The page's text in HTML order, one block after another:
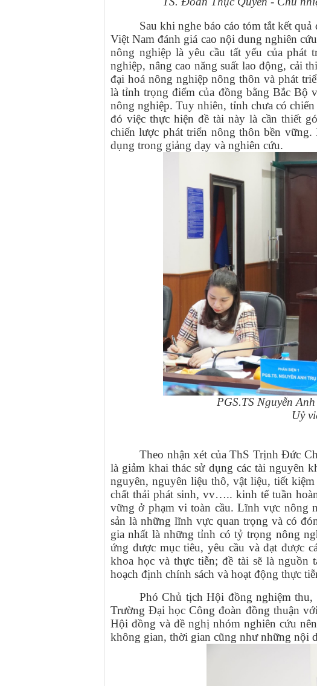
Sau khi nghe báo cáo tóm tắt kết
Việt Nam đánh giá cao nội dung nghiên
nông nghiệp là yêu cầu tất yếu của phát
nghiệp, nâng cao năng suất lao động, cải
đại hoá nông nghiệp nông thôn và phát
là tỉnh trọng điểm của đồng bằng Bắc Bộ
nông nghiệp. Tuy nhiên, tỉnh chưa có
đó việc thực hiện đề tài này là cần thiết
chiến lược phát triển nông thôn bền
dụng trong giảng dạy và nghiên cứu.
PGS.TS Nguyễn
Uỷ
Theo nhận xét của ThS Trịnh Đức
là giảm khai thác sử dụng các tài nguyên
nguyên, nguyên liệu thô, vật liệu, tiết
chất thải phát sinh, vv….. kinh tế tuần
vững ở phạm vi toàn cầu. Lĩnh vực nông
sản là những lĩnh vực quan trọng và có
gia nhất là những tỉnh có tỷ trọng nông
ứng được mục tiêu, yêu cầu và đạt được
khoa học và thực tiễn; đề tài sẽ là nguồn
hoạch định chính sách và hoạt động thực
Phó Chủ tịch Hội đồng nghiệm
Trường Đại học Công đoàn đồng thuận
Hội đồng và đề nghị nhóm nghiên cứu
không gian, thời gian cũng như những nội